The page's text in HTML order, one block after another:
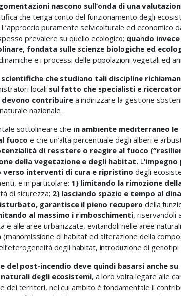
nascono sull’onda di una
che tenga conto del funzionamento degli
puramente selvicolturale ed economico
prevalere su quello ecologico; quando
fondata sulle scienze biologiche ed
e i processi delle popolazioni vegetali ed
che studiano tali discipline
locali sul fatto che specialisti e
devono contribuire a indirizzare la gestione
nazionale.
sottolineare che in ambiente mediterraneo
fuoco e che un’alta percentuale degli alberi e
di resistere o reagire al fuoco
della vegetazione e degli habitat.
verso interventi di cura e ripristino degli
e in particolare: 1) limitando la rimozione
di sicurezza; 2) lasciando spazio e tempo al
garantisce il pieno recupero della
al massimo i rimboschimenti, riservandoli
e alle aree urbanizzate, evitandoli nelle aree
di habitat ed alterazione della
degli habitat, introduzione di genotipi
del post-incendio deve quindi basarsi anche
naturali degli ecosistemi, a loro volta legate alle
dei territori, nel cui ambito è fondamentale il